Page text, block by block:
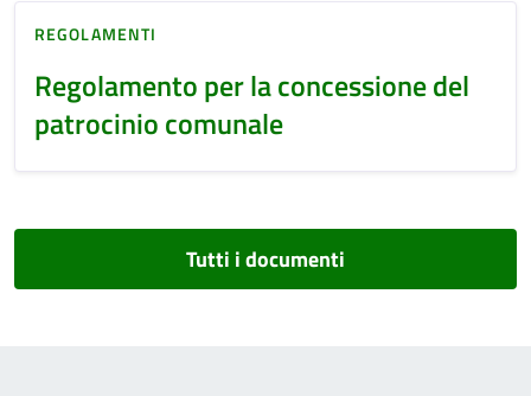
REGOLAMENTI
Regolamento per la concessione del
patrocinio comunale
Tutti i documenti